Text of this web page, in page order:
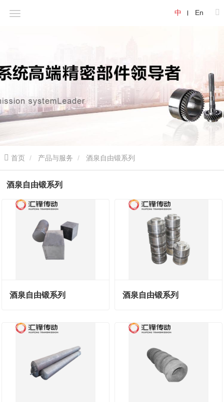
中 En
首页 产品与服务 酒泉自由锻系列
酒泉自由锻系列
酒泉自由锻系列 酒泉自由锻系列